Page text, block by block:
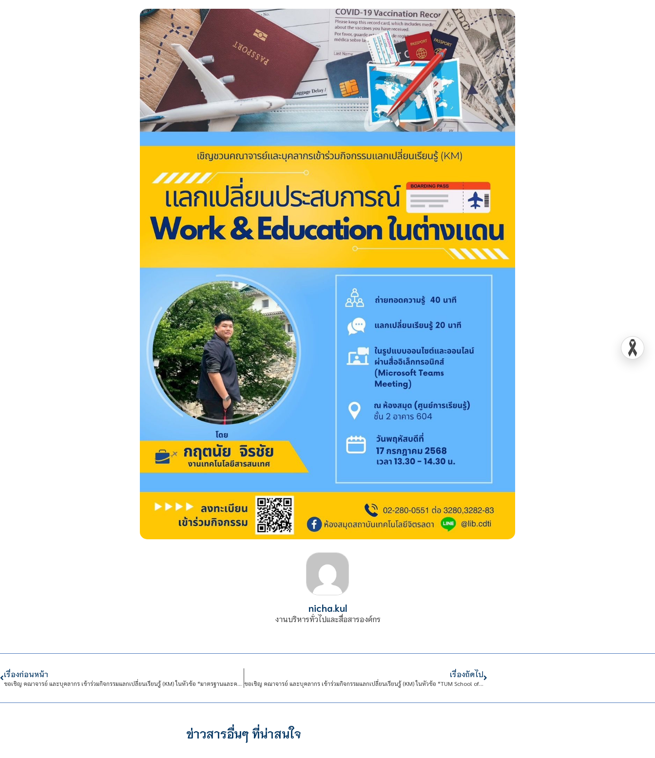
nicha.kul
งานบริหารทั่วไปและสื่อสารองค์กร
เรื่องก่อนหน้า
ขอเชิญ คณาจารย์ และบุคลากร เข้าร่วมกิจกรรมแลกเปลี่ยนเรียนรู้ (KM) ในหัวข้อ “มาตรฐานและความปลอดภัยของยานยนต์ไฟฟ้าที่มีระบบไฟฟ้าแรงดันสูง”
เรื่องถัดไป
ขอเชิญ คณาจารย์ และบุคลากร เข้าร่วมกิจกรรมแลกเปลี่ยนเรียนรู้ (KM) ในหัวข้อ “TUM School of Life Science: Opportunity for Research Collaboration and Innovation Ecosystem Development”
ข่าวสารอื่นๆ ที่น่าสนใจ